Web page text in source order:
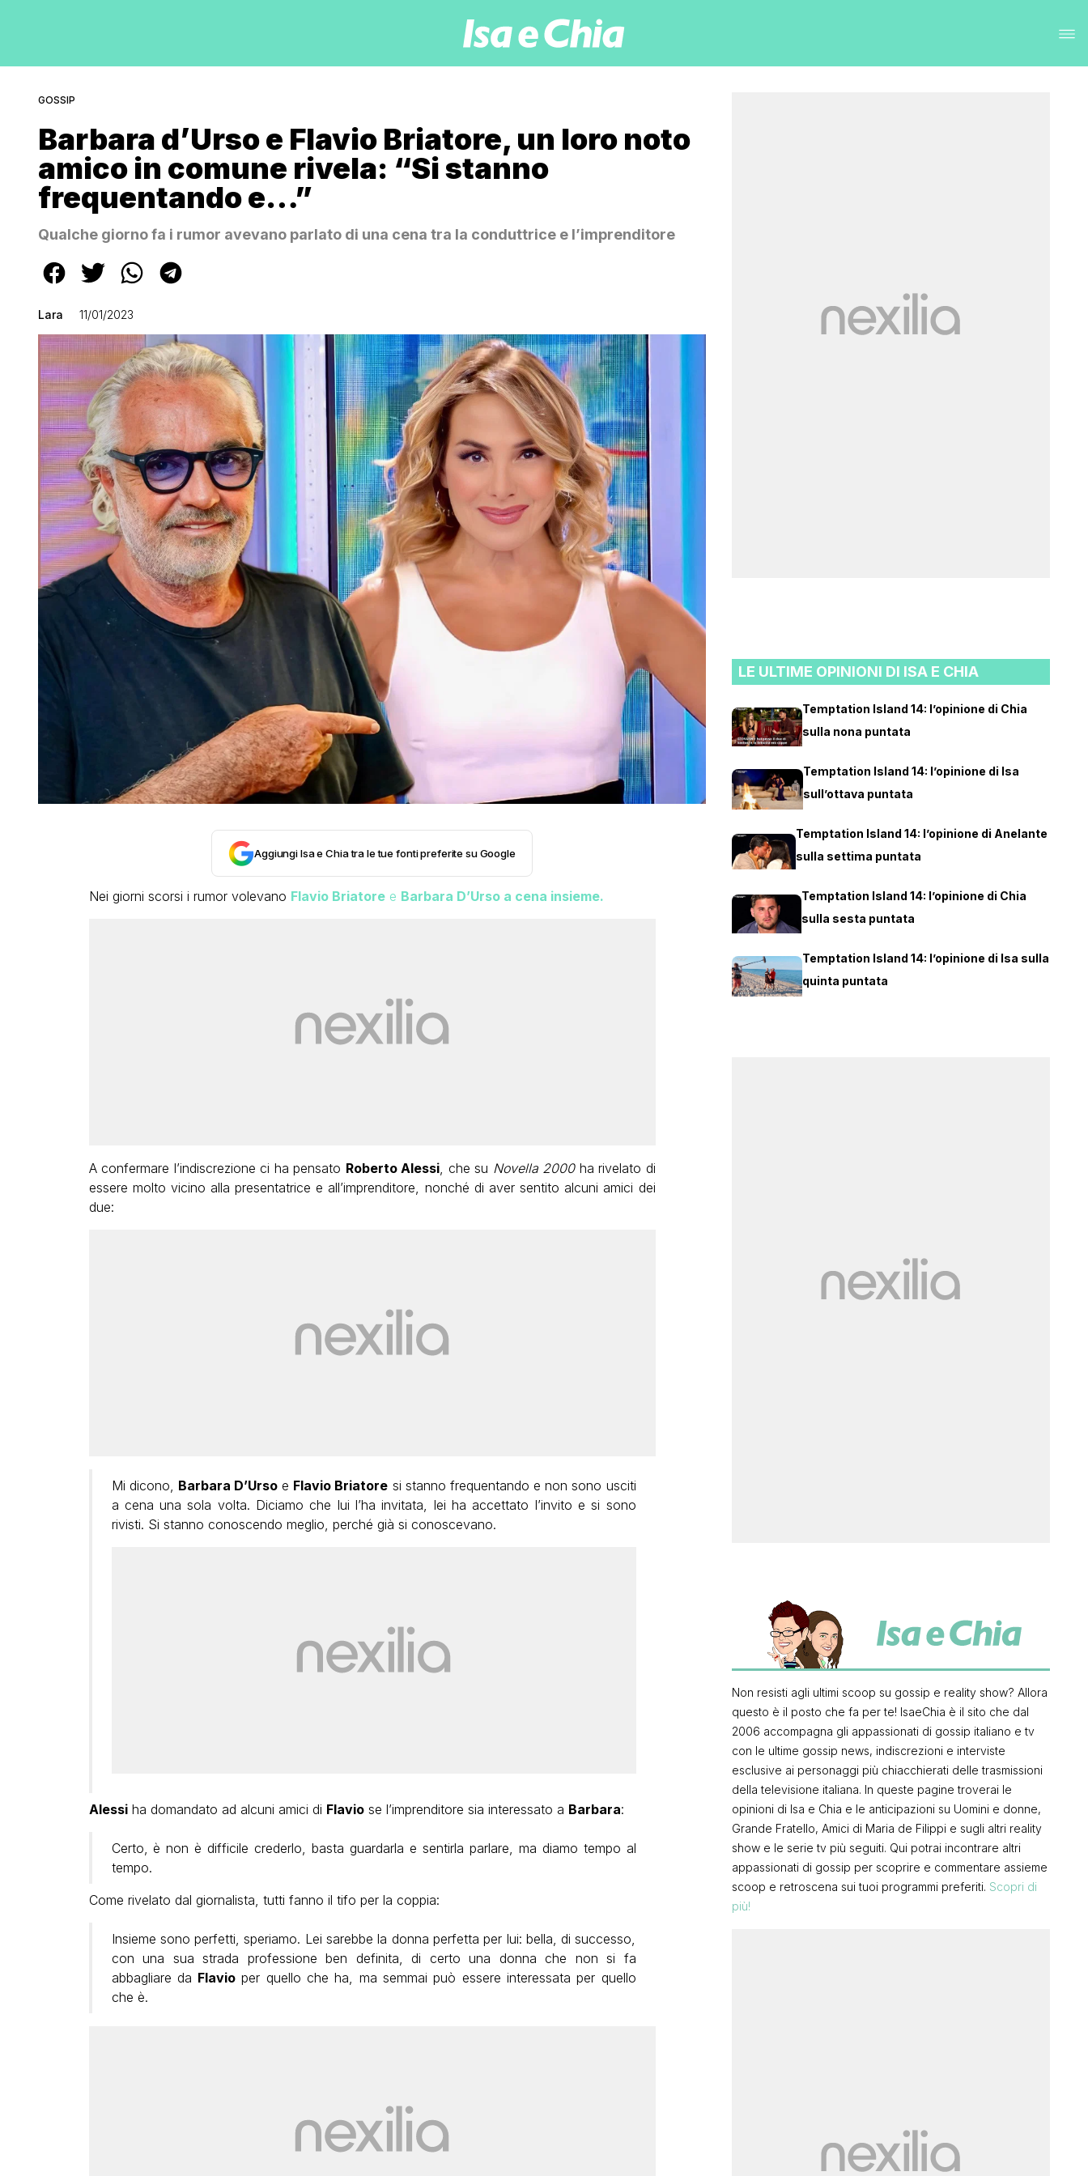
GOSSIP
Barbara d’Urso e Flavio Briatore, un loro noto
amico in comune rivela: “Si stanno
frequentando e…”
Qualche giorno fa i rumor avevano parlato di una cena tra la conduttrice e l’imprenditore
Lara 11/01/2023
Aggiungi Isa e Chia tra le tue fonti preferite su Google
Nei giorni scorsi i rumor volevano Flavio Briatoree Barbara D’Urso a cena insieme.
A confermare l’indiscrezione ci ha pensato Roberto Alessi, che su Novella 2000ha rivelato di
essere molto vicino alla presentatrice e all’imprenditore, nonché di aver sentito alcuni amici dei
due:
Mi dicono, Barbara D’Ursoe Flavio Briatore si stanno frequentando e non sono usciti
a cena una sola volta. Diciamo che lui l’ha invitata, lei ha accettato l’invito e si sono
rivisti. Si stanno conoscendo meglio, perché già si conoscevano.
Alessiha domandato ad alcuni amici di Flaviose l’imprenditore sia interessato a Barbara:
Certo, è non è difficile crederlo, basta guardarla e sentirla parlare, ma diamo tempo al
tempo.
Come rivelato dal giornalista, tutti fanno il tifo per la coppia:
Insieme sono perfetti, speriamo. Lei sarebbe la donna perfetta per lui: bella, di successo,
con una sua strada professione ben definita, di certo una donna che non si fa
abbagliare da Flavio per quello che ha, ma semmai può essere interessata per quello
che è.
LE ULTIME OPINIONI DI ISA E CHIA
Temptation Island 14: l’opinione di Chia
sulla nona puntata
Temptation Island 14: l’opinione di Isa
sull’ottava puntata
Temptation Island 14: l’opinione di Anelante
sulla settima puntata
Temptation Island 14: l’opinione di Chia
sulla sesta puntata
Temptation Island 14: l’opinione di Isa sulla
quinta puntata
Non resisti agli ultimi scoop su gossip e reality show? Allora
questo è il posto che fa per te! IsaeChia è il sito che dal
2006 accompagna gli appassionati di gossip italiano e tv
con le ultime gossip news, indiscrezioni e interviste
esclusive ai personaggi più chiacchierati delle trasmissioni
della televisione italiana. In queste pagine troverai le
opinioni di Isa e Chia e le anticipazioni su Uomini e donne,
Grande Fratello, Amici di Maria de Filippi e sugli altri reality
show e le serie tv più seguiti. Qui potrai incontrare altri
appassionati di gossip per scoprire e commentare assieme
scoop e retroscena sui tuoi programmi preferiti. Scopri di
più!